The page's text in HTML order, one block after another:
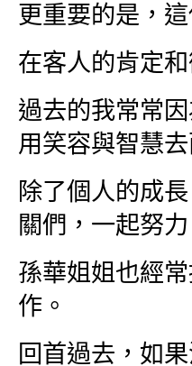
更重要的是，
在客人的肯定
過去的我常常
用笑容與智慧
除了個人的成
關們，一起努
孫華姐姐也經
作。
回首過去，如